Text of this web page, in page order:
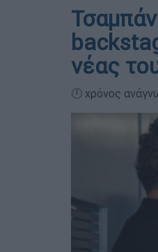
νέας
🕛 χρόνος